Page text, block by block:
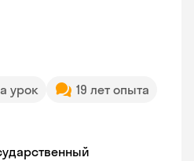
урок
19 лет опыта